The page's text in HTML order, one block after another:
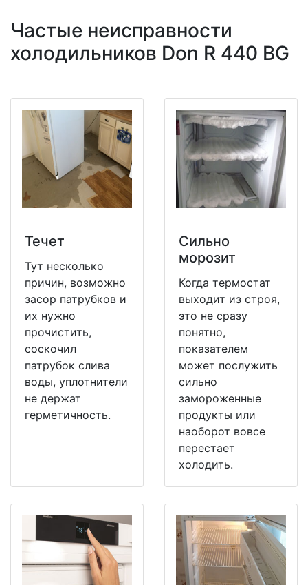
Частые неисправности
холодильников Don R 440 BG
Течет
Тут несколько
причин, возможно
засор патрубков и
их нужно
прочистить,
соскочил
патрубок слива
воды, уплотнители
не держат
герметичность.
Сильно
морозит
Когда термостат
выходит из строя,
это не сразу
понятно,
показателем
может послужить
сильно
замороженные
продукты или
наоборот вовсе
перестает
холодить.